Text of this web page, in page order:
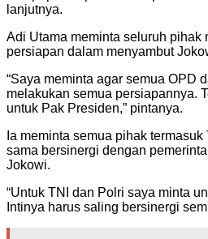
lanjutnya.
Adi Utama meminta seluruh pihak
persiapan dalam menyambut
“Saya meminta agar semua OPD
melakukan semua persiapannya.
untuk Pak Presiden,” pintanya.
Ia meminta semua pihak
sama bersinergi dengan
Jokowi.
“Untuk TNI dan Polri saya minta
Intinya harus saling bersinergi